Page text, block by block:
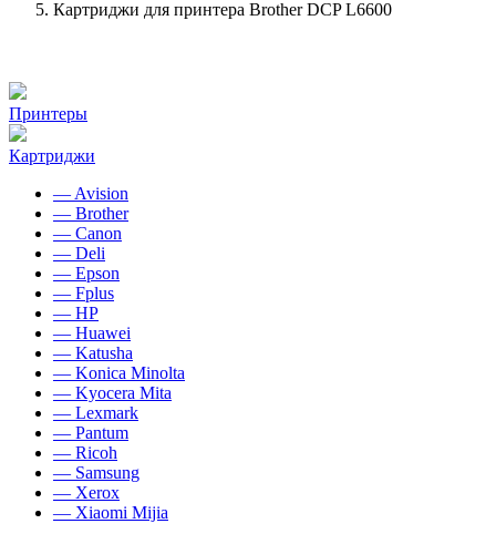
Картриджи для принтера Brother DCP L6600
Принтеры
Картриджи
— Avision
— Brother
— Canon
— Deli
— Epson
— Fplus
— HP
— Huawei
— Katusha
— Konica Minolta
— Kyocera Mita
— Lexmark
— Pantum
— Ricoh
— Samsung
— Xerox
— Xiaomi Mijia